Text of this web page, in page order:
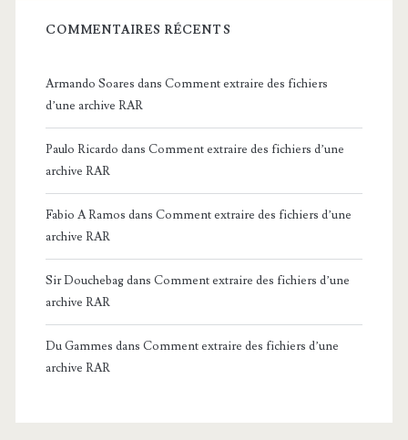
COMMENTAIRES RÉCENTS
Armando Soares dans Comment extraire des fichiers
d’une archive RAR
Paulo Ricardo dans Comment extraire des fichiers d’une
archive RAR
Fabio A Ramos dans Comment extraire des fichiers d’une
archive RAR
Sir Douchebagdans Comment extraire des fichiers d’une
archive RAR
Du Gammes dans Comment extraire des fichiers d’une
archive RAR